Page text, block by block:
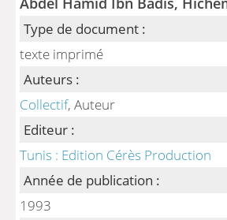
Type de document :
texte imprimé
Auteurs :
Collectif, Auteur
Editeur :
Tunis : Edition Cérès Production
Année de publication :
1993